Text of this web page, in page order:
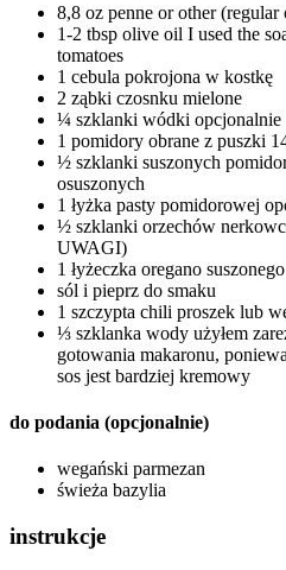
8,8 oz penne or other (regular
1-2 tbsp olive oil I used the
tomatoes
1 cebula pokrojona w kostkę
2 ząbki czosnku mielone
¼ szklanki wódki opcjonalnie
1 pomidory obrane z puszki
½ szklanki suszonych
osuszonych
1 łyżka pasty pomidorowej
½ szklanki orzechów
UWAGI)
1 łyżeczka oregano suszonego
sól i pieprz do smaku
1 szczypta chili proszek lub
⅓ szklanka wody użyłem
gotowania makaronu,
sos jest bardziej kremowy
do podania (opcjonalnie)
wegański parmezan
świeża bazylia
instrukcje